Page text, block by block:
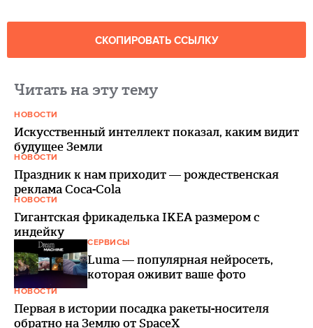
СКОПИРОВАТЬ ССЫЛКУ
Читать на эту тему
НОВОСТИ
Искусственный интеллект показал, каким видит
будущее Земли
НОВОСТИ
Праздник к нам приходит — рождественская
реклама Coca-Cola
НОВОСТИ
Гигантская фрикаделька IKEA размером с
индейку
СЕРВИСЫ
Luma — популярная нейросеть,
которая оживит ваше фото
НОВОСТИ
Первая в истории посадка ракеты-носителя
обратно на Землю от SpaceX